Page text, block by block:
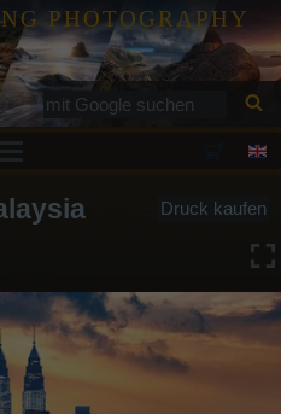
PHOTOGRAPHY
Druck kaufen